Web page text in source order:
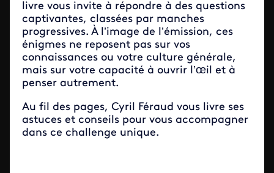
livre vous invite à répondre à des questions
captivantes, classées par manches
progressives. À l’image de l’émission, ces
énigmes ne reposent pas sur vos
connaissances ou votre culture générale,
mais sur votre capacité à ouvrir l’œil et à
penser autrement.
Au fil des pages, Cyril Féraud vous livre ses
astuces et conseils pour vous accompagner
dans ce challenge unique.